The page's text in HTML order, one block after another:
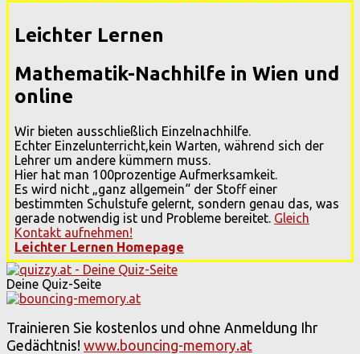
Leichter Lernen
Mathematik-Nachhilfe in Wien und
online
Wir bieten ausschließlich Einzelnachhilfe.
Echter Einzelunterricht,kein Warten, während sich der
Lehrer um andere kümmern muss.
Hier hat man 100prozentige Aufmerksamkeit.
Es wird nicht „ganz allgemein“ der Stoff einer
bestimmten Schulstufe gelernt, sondern genau das, was
gerade notwendig ist und Probleme bereitet. Gleich
Kontakt aufnehmen!
Leichter Lernen Homepage
Deine Quiz-Seite
Trainieren Sie kostenlos und ohne Anmeldung Ihr
Gedächtnis! www.bouncing-memory.at